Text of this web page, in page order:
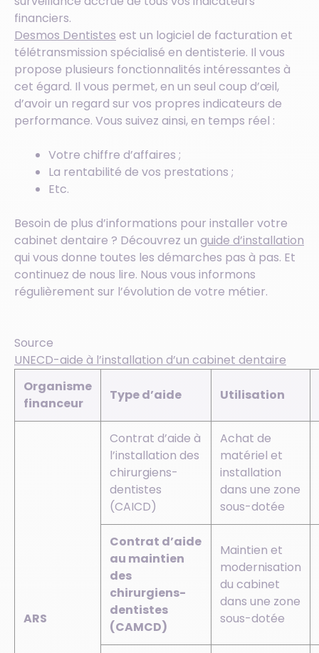
financiers.
Desmos Dentistes est un logiciel de facturation et
télétransmission spécialisé en dentisterie. Il vous
propose plusieurs fonctionnalités intéressantes à
cet égard. Il vous permet, en un seul coup d’œil,
d’avoir un regard sur vos propres indicateurs de
performance. Vous suivez ainsi, en temps réel :
Votre chiffre d’affaires ;
La rentabilité de vos prestations ;
Etc.
Besoin de plus d’informations pour installer votre
cabinet dentaire ? Découvrez un guide d’installation
qui vous donne toutes les démarches pas à pas. Et
continuez de nous lire. Nous vous informons
régulièrement sur l’évolution de votre métier.
Source
UNECD-aide à l’installation d’un cabinet dentaire
Organisme
financeur
Type d’aide Utilisation
ARS
Contrat d’aide à
l’installation des
chirurgiens-
dentistes
(CAICD)
Achat de
matériel et
installation
dans une zone
sous-dotée
Contrat d’aide
au maintien
des
chirurgiens-
dentistes
(CAMCD)
Maintien et
modernisation
du cabinet
dans une zone
sous-dotée